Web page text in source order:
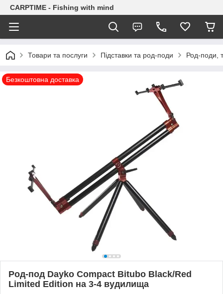
CARPTIME - Fishing with mind
Товари та послуги Підставки та род-поди Род-поди,
Безкоштовна доставка
Род-под Dayko Compact Bitubo Black/Red
Limited Edition на 3-4 вудилища